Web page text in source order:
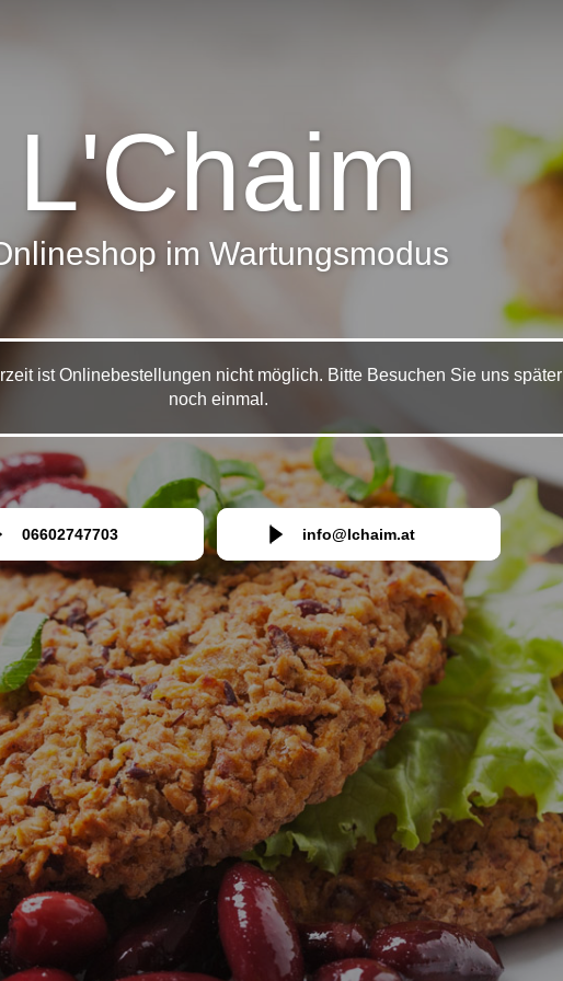
L'Chaim
im Wartungsmodus
ist Onlinebestellungen nicht möglich. Bitte Besuchen Sie uns später
noch einmal.
06602747703 info@lchaim.at